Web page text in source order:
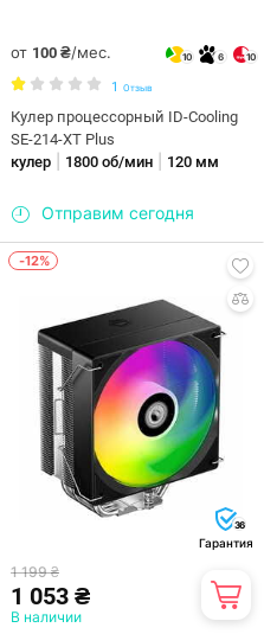
от 100 ₴/мес. 10 6 10
1 Отзыв
Кулер процессорный ID-Cooling
SE-214-XT Plus
кулер
1800 об/мин 120 мм
Отправим сегодня
-12%
36
Гарантия
1 199 ₴
1 053 ₴
В наличии